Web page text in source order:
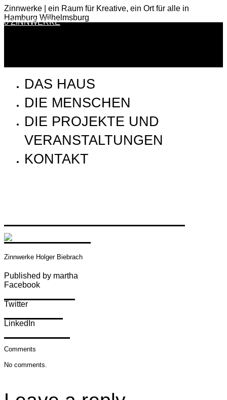
Zinnwerke | ein Raum für Kreative, ein Ort für alle in
Hamburg Wilhelmsburg
0 ZINNWERKE
DAS HAUS
DIE MENSCHEN
DIE PROJEKTE UND
VERANSTALTUNGEN
KONTAKT
Zinnwerke Holger Biebrach
Published by martha
Facebook
Twitter
LinkedIn
Comments
No comments.